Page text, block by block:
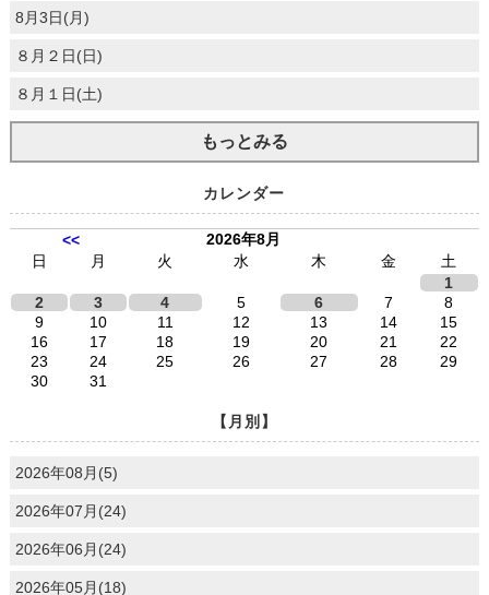
8月3日(月)
８月２日(日)
８月１日(土)
もっとみる
カレンダー
<<
2026年8月
日
月 火 水 木 金
土
1
2
3 4 5 6 7
8
9
10 11 12 13 14
15
16
17 18 19 20 21
22
23
24 25 26 27 28
29
30
31
【月別】
2026年08月(5)
2026年07月(24)
2026年06月(24)
2026年05月(18)